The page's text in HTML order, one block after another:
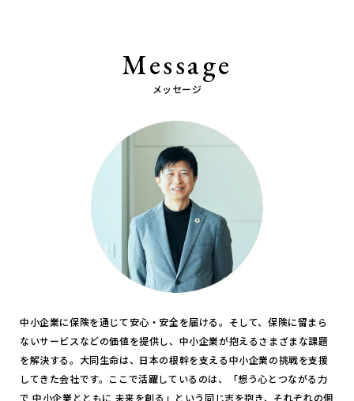
Message
メッセージ
中小企業に保険を通じて安心・安全を届ける。そして、保険に留まら
ないサービスなどの価値を提供し、中小企業が抱えるさまざまな課題
を解決する。大同生命は、日本の根幹を支える中小企業の挑戦を支援
してきた会社です。ここで活躍しているのは、「想う心とつながる力
で 中小企業とともに 未来を創る」という同じ志を抱き、それぞれの個